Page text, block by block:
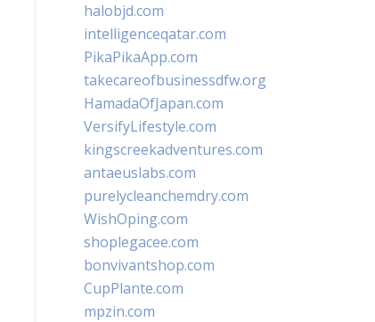
halobjd.com
intelligenceqatar.com
PikaPikaApp.com
takecareofbusinessdfw.org
HamadaOfJapan.com
VersifyLifestyle.com
kingscreekadventures.com
antaeuslabs.com
purelycleanchemdry.com
WishOping.com
shoplegacee.com
bonvivantshop.com
CupPlante.com
mpzin.com